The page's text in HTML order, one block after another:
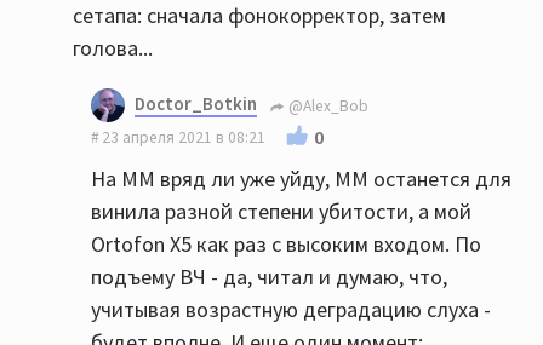
сетапа: сначала фонокорректор, затем
голова...
Doctor_Botkin
@Alex_Bob
23 апреля 2021 в 08:21
0
На ММ вряд ли уже уйду, ММ останется для
винила разной степени убитости, а мой
Ortofon X5 как раз с высоким входом. По
подъему ВЧ - да, читал и думаю, что,
учитывая возрастную деградацию слуха -